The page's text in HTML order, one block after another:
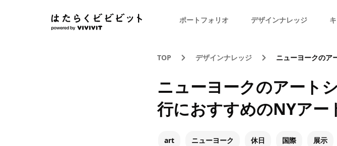
ポートフォリオ デザインナレッジ
TOP デザインナレッジ ニューヨークのアート
ニューヨークのアート
行におすすめのNYアー
art ニューヨーク 休日 国際 展示